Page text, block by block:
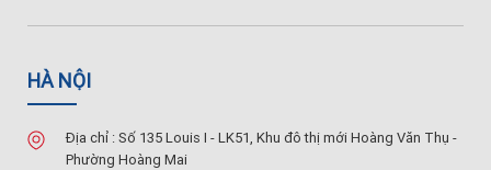
HÀ NỘI
Địa chỉ : Số 135 Louis I - LK51, Khu đô thị mới Hoàng Văn Thụ -
Phường Hoàng Mai